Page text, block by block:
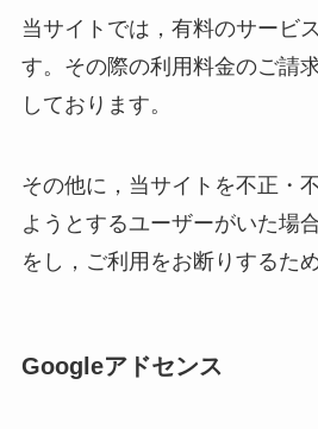
当サイトでは，有料のサービ
す。その際の利用料金のご請
しております。
その他に，当サイトを不正・
ようとするユーザーがいた場
をし，ご利用をお断りするた
Googleアドセンス